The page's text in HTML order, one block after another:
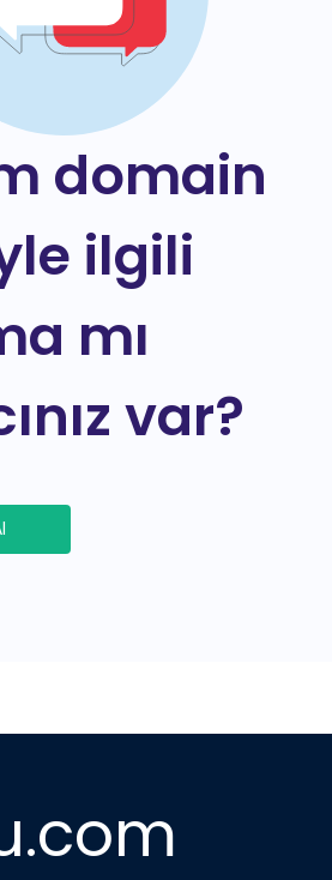
domain
ilgili
mı
var?